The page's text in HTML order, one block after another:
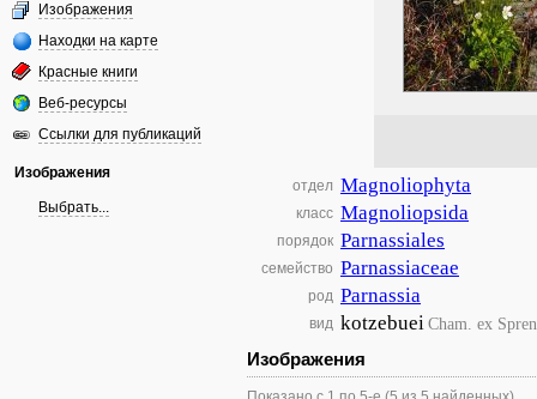
Изображения
Находки на карте
Красные книги
Веб-ресурсы
Ссылки для публикаций
Изображения
Выбрать...
отдел Magnoliophyta
класс Magnoliopsida
порядок Parnassiales
семейство Parnassiaceae
род Parnassia
вид kotzebueiCham. ex
Изображения